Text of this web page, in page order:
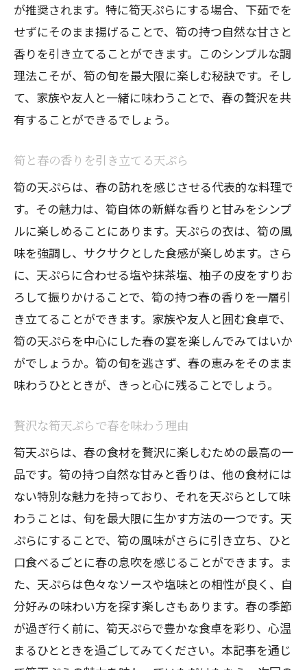
筍天ぷらがもたらす春の幸福な時間
筍天ぷらで心も体も満たされる
春の幸せを感じるひととき
筍天ぷらがもたらす和やかさ
家族と共に過ごす幸福な時間
春の瞬間を大切にする方法
が推奨されます。特に筍天ぷらにする場合、下茹でを
せずにそのまま揚げることで、筍の持つ自然な甘さと
香りを引き立てることができます。このシンプルな調
理法こそが、筍の旬を最大限に楽しむ秘訣です。そし
て、家族や友人と一緒に味わうことで、春の贅沢を共
有することができるでしょう。
筍と春の香りを引き立てる天ぷら
筍の天ぷらは、春の訪れを感じさせる代表的な料理で
す。その魅力は、筍自体の新鮮な香りと甘みをシンプ
ルに楽しめることにあります。天ぷらの衣は、筍の風
味を強調し、サクサクとした食感が楽しめます。さら
に、天ぷらに合わせる塩や抹茶塩、柚子の皮をすりお
ろして振りかけることで、筍の持つ春の香りを一層引
き立てることができます。家族や友人と囲む食卓で、
筍の天ぷらを中心にした春の宴を楽しんでみてはいか
がでしょうか。筍の旬を逃さず、春の恵みをそのまま
味わうひとときが、きっと心に残ることでしょう。
贅沢な筍天ぷらで春を味わう理由
筍天ぷらは、春の食材を贅沢に楽しむための最高の一
品です。筍の持つ自然な甘みと香りは、他の食材には
ない特別な魅力を持っており、それを天ぷらとして味
わうことは、旬を最大限に生かす方法の一つです。天
ぷらにすることで、筍の風味がさらに引き立ち、ひと
口食べるごとに春の息吹を感じることができます。ま
た、天ぷらは色々なソースや塩味との相性が良く、自
分好みの味わい方を探す楽しさもあります。春の季節
が過ぎ行く前に、筍天ぷらで豊かな食卓を彩り、心温
まるひとときを過ごしてみてください。本記事を通じ